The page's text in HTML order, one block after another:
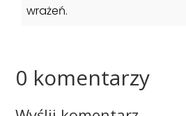
wrażeń.
0 komentarzy